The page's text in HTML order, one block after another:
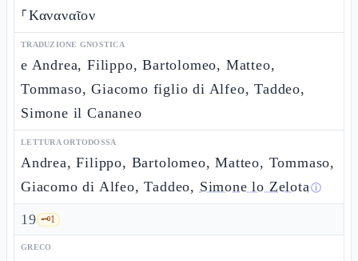
⸀Καναναῖον
TRADUZIONE GNOSTICA
e Andrea, Filippo, Bartolomeo, Matteo,
Tommaso, Giacomo figlio di Alfeo, Taddeo,
Simone il Cananeo
LETTURA ORTODOSSA
Andrea, Filippo, Bartolomeo, Matteo, Tommaso,
Giacomo di Alfeo, Taddeo, Simone lo Zelotaⓘ
19 🗝️1
GRECO